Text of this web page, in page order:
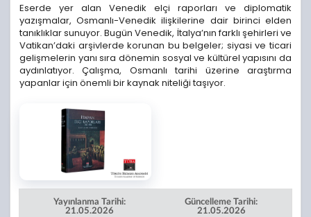
Eserde yer alan Venedik elçi raporları ve diplomatik
yazışmalar, Osmanlı-Venedik ilişkilerine dair birinci elden
tanıklıklar sunuyor. Bugün Venedik, İtalya’nın farklı şehirleri ve
Vatikan’daki arşivlerde korunan bu belgeler; siyasi ve ticari
gelişmelerin yanı sıra dönemin sosyal ve kültürel yapısını da
aydınlatıyor. Çalışma, Osmanlı tarihi üzerine araştırma
yapanlar için önemli bir kaynak niteliği taşıyor.
Yayınlanma Tarihi:
21.05.2026
Güncelleme Tarihi:
21.05.2026